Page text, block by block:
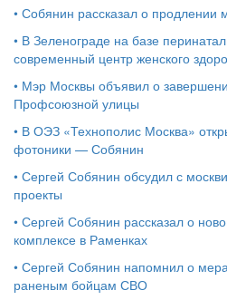
• Собянин рассказал о продлении
• В Зеленограде на базе
современный центр женского
• Мэр Москвы объявил о
Профсоюзной улицы
• В ОЭЗ «Технополис Москва»
фотоники — Собянин
• Сергей Собянин обсудил с
проекты
• Сергей Собянин рассказал о
комплексе в Раменках
• Сергей Собянин напомнил о
раненым бойцам СВО